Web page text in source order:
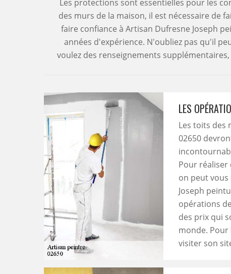
Les protections sont essentielles pour les
des murs de la maison, il est nécessaire de
faire confiance à Artisan Dufresne Joseph
années d'expérience. N'oubliez pas qu'il
voulez des renseignements
LES
Les toits des
02650
Pour réaliser
on peut
Joseph
opérations
des prix qui
monde.
visiter son